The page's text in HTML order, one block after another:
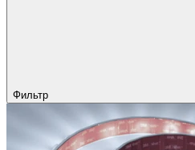
Фильтр